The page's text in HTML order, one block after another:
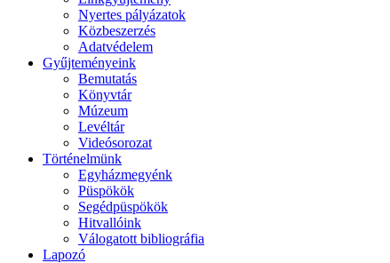
Nyertes pályázatok
Közbeszerzés
Adatvédelem
Gyűjteményeink
Bemutatás
Könyvtár
Múzeum
Levéltár
Videósorozat
Történelmünk
Egyházmegyénk
Püspökök
Segédpüspökök
Hitvallóink
Válogatott bibliográfia
Lapozó